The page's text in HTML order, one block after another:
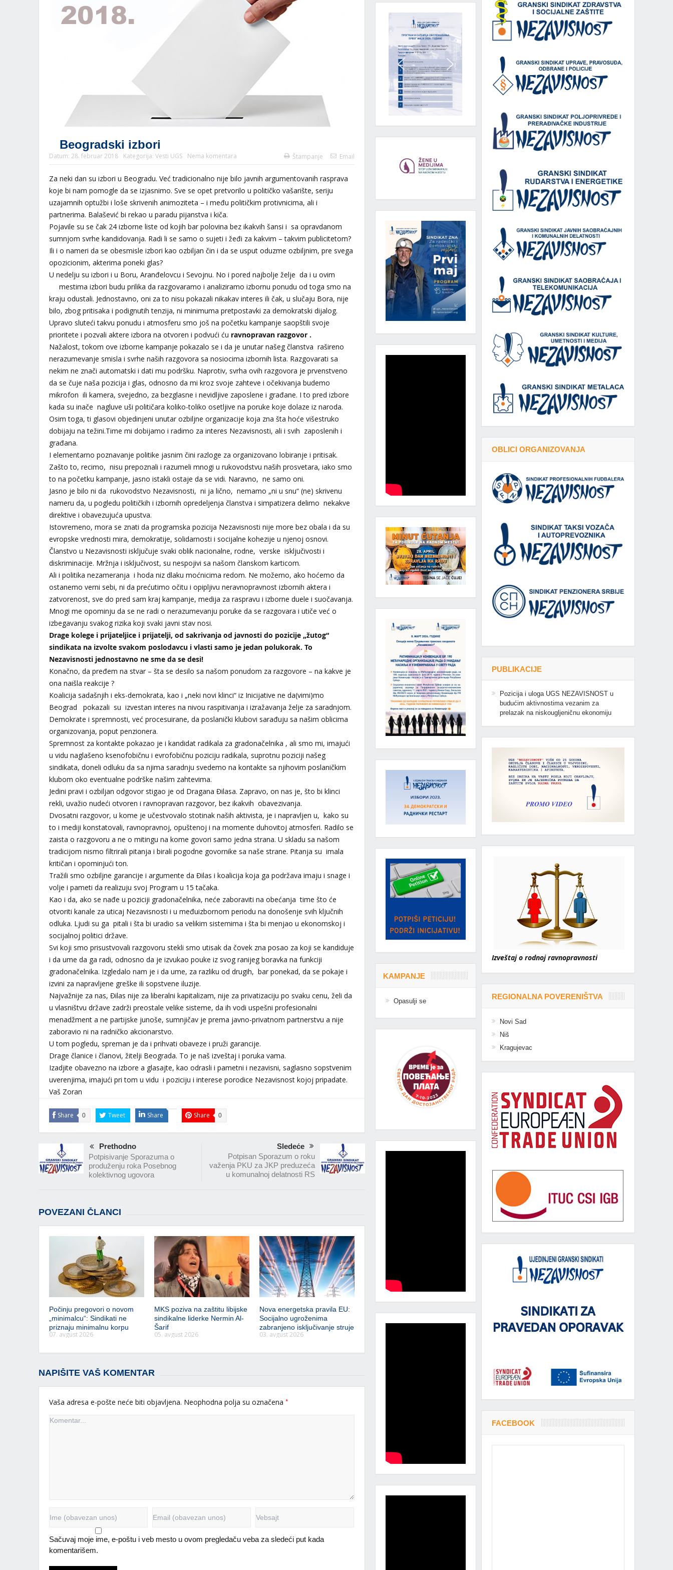
Beogradski izbori
Datum: 28. februar 2018 Kategorija: Vesti UGS Nema komentara Štampanje Email
Za neki dan su izbori u Beogradu. Već tradicionalno nije bilo javnih argumentovanih rasprava
koje bi nam pomogle da se izjasnimo. Sve se opet pretvorilo u političko vašarište, seriju
uzajamnih optužbi i loše skrivenih animoziteta – i među političkim protivnicima, ali i
partnerima. Balašević bi rekao u paradu pijanstva i kiča.
Pojavile su se čak 24 izborne liste od kojih bar polovina bez ikakvih šansi i sa opravdanom
sumnjom svrhe kandidovanja. Radi li se samo o sujeti i žeđi za kakvim – takvim publicitetom?
Ili i o nameri da se obesmisle izbori kao ozbiljan čin i da se usput oduzme ozbiljnim, pre svega
opozicionim, akterima poneki glas?
U nedelju su izbori i u Boru, Aranđelovcu i Sevojnu. No i pored najbolje želje da i u ovim
mestima izbori budu prilika da razgovaramo i analiziramo izbornu ponudu od toga smo na
kraju odustali. Jednostavno, oni za to nisu pokazali nikakav interes ili čak, u slučaju Bora, nije
bilo, zbog pritisaka i podignutih tenzija, ni minimuma pretpostavki za demokratski dijalog.
Upravo sluteći takvu ponudu i atmosferu smo još na početku kampanje saopštili svoje
prioritete i pozvali aktere izbora na otvoren i podvući ću ravnopravan razgovor .
Nažalost, tokom ove izborne kampanje pokazalo se i da je unutar našeg članstva rašireno
nerazumevanje smisla i svrhe naših razgovora sa nosiocima izbornih lista. Razgovarati sa
nekim ne znači automatski i dati mu podršku. Naprotiv, svrha ovih razgovora je prvenstveno
da se čuje naša pozicija i glas, odnosno da mi kroz svoje zahteve i očekivanja budemo
mikrofon ili kamera, svejedno, za bezglasne i nevidljive zaposlene i građane. I to pred izbore
kada su inače nagluve uši političara koliko-toliko osetljive na poruke koje dolaze iz naroda.
Osim toga, ti glasovi objedinjeni unutar ozbiljne organizacije koja zna šta hoće višestruko
dobijaju na težini.Time mi dobijamo i radimo za interes Nezavisnosti, ali i svih zaposlenih i
građana.
I elementarno poznavanje politike jasnim čini razloge za organizovano lobiranje i pritisak.
Zašto to, recimo, nisu prepoznali i razumeli mnogi u rukovodstvu naših prosvetara, iako smo
to na početku kampanje, jasno istakli ostaje da se vidi. Naravno, ne samo oni.
Jasno je bilo ni da rukovodstvo Nezavisnosti, ni ja lično, nemamo „ni u snu“ (ne) skrivenu
nameru da, u pogledu političkih i izbornih opredeljenja članstva i simpatizera delimo nekakve
direktive i obavezujuća upustva.
Istovremeno, mora se znati da programska pozicija Nezavisnosti nije more bez obala i da su
evropske vrednosti mira, demokratije, solidarnosti i socijalne kohezije u njenoj osnovi.
Članstvo u Nezavisnosti isključuje svaki oblik nacionalne, rodne, verske isključivosti i
diskriminacije. Mržnja i isključivost, su nespojivi sa našom članskom karticom.
Ali i politika nezameranja i hoda niz dlaku moćnicima redom. Ne možemo, ako hoćemo da
ostanemo verni sebi, ni da prećutimo očitu i opipljivu neravnopravnost izbornih aktera i
zatvorenost, sve do pred sam kraj kampanje, medija za raspravu i izborne duele i suočavanja.
Mnogi me opominju da se ne radi o nerazumevanju poruke da se razgovara i utiče već o
izbegavanju svakog rizika koji svaki javni stav nosi.
Drage kolege i prijateljice i prijatelji, od sakrivanja od javnosti do pozicije „žutog“
sindikata na izvolte svakom poslodavcu i vlasti samo je jedan polukorak. To
Nezavisnosti jednostavno ne sme da se desi!
Konačno, da pređem na stvar – šta se desilo sa našom ponudom za razgovore – na kakve je
ona naišla reakcije ?
Koalicija sadašnjih i eks-demokrata, kao i „neki novi klinci“ iz Inicijative ne da(vimi)mo
Beograd pokazali su izvestan interes na nivou raspitivanja i izražavanja želje za saradnjom.
Demokrate i spremnosti, već procesuirane, da poslanički klubovi sarađuju sa našim oblicima
organizovanja, poput penzionera.
Spremnost za kontakte pokazao je i kandidat radikala za gradonačelnika , ali smo mi, imajući
u vidu naglašeno ksenofobičnu i evrofobičnu poziciju radikala, suprotnu poziciji našeg
sindikata, doneli odluku da sa njima saradnju svedemo na kontakte sa njihovim poslaničkim
klubom oko eventualne podrške našim zahtevima.
Jedini pravi i ozbiljan odgovor stigao je od Dragana Đilasa. Zapravo, on nas je, što bi klinci
rekli, uvažio nudeći otvoren i ravnopravan razgovor, bez ikakvih obavezivanja.
Dvosatni razgovor, u kome je učestvovalo stotinak naših aktivista, je i napravljen u, kako su
to i mediji konstatovali, ravnopravnoj, opuštenoj i na momente duhovitoj atmosferi. Radilo se
zaista o razgovoru a ne o mitingu na kome govori samo jedna strana. U skladu sa našom
tradicijom nismo filtrirali pitanja i birali pogodne govornike sa naše strane. Pitanja su imala
kritičan i opominjući ton.
Tražili smo ozbiljne garancije i argumente da Đilas i koalicija koja ga podržava imaju i snage i
volje i pameti da realizuju svoj Program u 15 tačaka.
Kao i da, ako se nađe u poziciji gradonačelnika, neće zaboraviti na obećanja time što će
otvoriti kanale za uticaj Nezavisnosti i u međuizbornom periodu na donošenje svih ključnih
odluka. Ljudi su ga pitali i šta bi uradio sa velikim sistemima i šta bi menjao u ekonomskoj i
socijalnoj politici države.
Svi koji smo prisustvovali razgovoru stekli smo utisak da čovek zna posao za koji se kandiduje
i da ume da ga radi, odnosno da je izvukao pouke iz svog ranijeg boravka na funkciji
gradonačelnika. Izgledalo nam je i da ume, za razliku od drugih, bar ponekad, da se pokaje i
izvini za napravljene greške ili sopstvene iluzije.
Najvažnije za nas, Đilas nije za liberalni kapitalizam, nije za privatizaciju po svaku cenu, želi da
u vlasništvu države zadrži preostale velike sisteme, da ih vodi uspešni profesionalni
menadžment a ne partijske junoše, sumnjičav je prema javno-privatnom partnerstvu a nije
zaboravio ni na radničko akcionarstvo.
U tom pogledu, spreman je da i prihvati obaveze i pruži garancije.
Drage članice i članovi, žitelji Beograda. To je naš izveštaj i poruka vama.
Izadjite obavezno na izbore a glasajte, kao odrasli i pametni i nezavisni, saglasno sopstvenim
uverenjima, imajući pri tom u vidu i poziciju i interese porodice Nezavisnost kojoj pripadate.
Vaš Zoran
Share 0 Tweet Share Share 0
Prethodno
Potpisivanje Sporazuma o
produženju roka Posebnog
kolektivnog ugovora
Sledeće
Potpisan Sporazum o roku
važenja PKU za JKP preduzeća
u komunalnoj delatnosti RS
POVEZANI ČLANCI
Počinju pregovori o novom
„minimalcu“: Sindikati ne
priznaju minimalnu korpu
07. avgust 2026
MKS poziva na zaštitu libijske
sindikalne liderke Nermin Al-
Šarif
05. avgust 2026
Nova energetska pravila EU:
Socijalno ugroženima
zabranjeno isključivanje struje
03. avgust 2026
NAPIŠITE VAŠ KOMENTAR
Vaša adresa e-pošte neće biti objavljena. Neophodna polja su označena *
Sačuvaj moje ime, e-poštu i veb mesto u ovom pregledaču veba za sledeći put kada
komentarišem.
KAMPANJE
Opasulji se
OBLICI ORGANIZOVANJA
PUBLIKACIJE
Pozicija i uloga UGS NEZAVISNOST u
budućim aktivnostima vezanim za
prelazak na niskougljeničnu ekonomiju
Izveštaj o rodnoj ravnopravnosti
REGIONALNA POVERENIŠTVA
Novi Sad
Niš
Kragujevac
FACEBOOK